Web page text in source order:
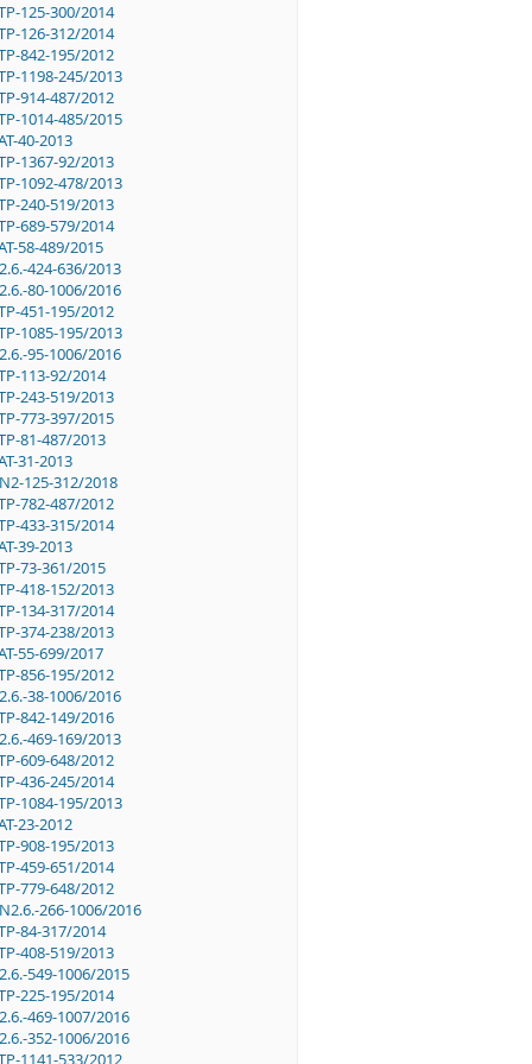
125-300/2014
126-312/2014
842-195/2012
1198-245/2013
914-487/2012
1014-485/2015
40-2013
1367-92/2013
1092-478/2013
240-519/2013
689-579/2014
58-489/2015
424-636/2013
80-1006/2016
451-195/2012
1085-195/2013
95-1006/2016
113-92/2014
243-519/2013
773-397/2015
81-487/2013
31-2013
125-312/2018
782-487/2012
433-315/2014
39-2013
73-361/2015
418-152/2013
134-317/2014
374-238/2013
55-699/2017
856-195/2012
38-1006/2016
842-149/2016
469-169/2013
609-648/2012
436-245/2014
1084-195/2013
23-2012
908-195/2013
459-651/2014
779-648/2012
266-1006/2016
84-317/2014
408-519/2013
549-1006/2015
225-195/2014
469-1007/2016
352-1006/2016
1141-533/2012